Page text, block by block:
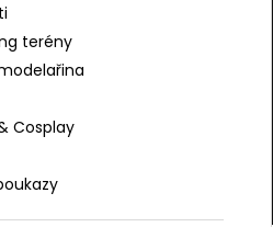
terény
Cosplay